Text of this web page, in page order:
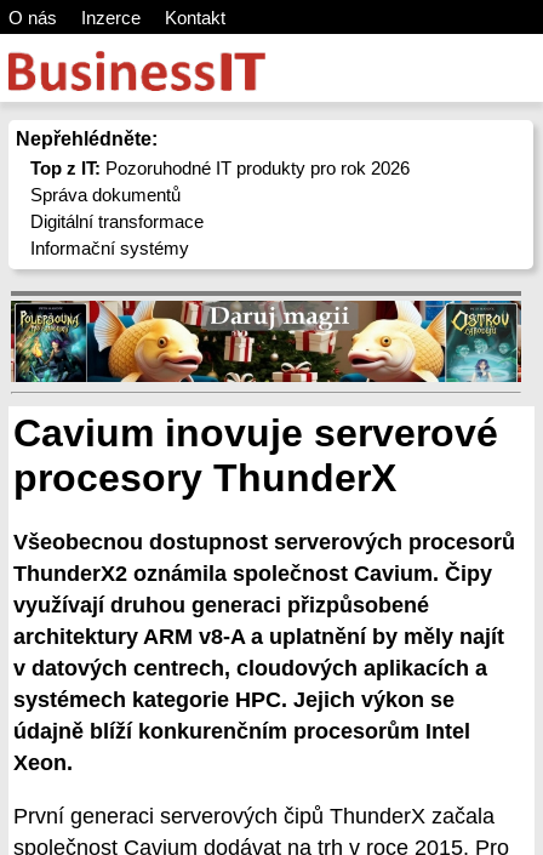
O nás Inzerce Kontakt
Nepřehlédněte:
Top z IT: Pozoruhodné IT produkty pro rok 2026
Správa dokumentů
Digitální transformace
Informační systémy
Cavium inovuje serverové
procesory ThunderX
Všeobecnou dostupnost serverových procesorů
ThunderX2 oznámila společnost Cavium. Čipy
využívají druhou generaci přizpůsobené
architektury ARM v8-A a uplatnění by měly najít
v datových centrech, cloudových aplikacích a
systémech kategorie HPC. Jejich výkon se
údajně blíží konkurenčním procesorům Intel
Xeon.
První generaci serverových čipů ThunderX začala
společnost Cavium dodávat na trh v roce 2015. Pro